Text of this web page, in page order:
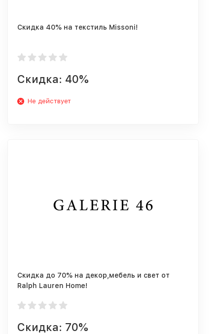
Скидка 40% на текстиль Missoni!
Скидка: 40%
Не действует
Скидка до 70% на декор,мебель и свет от
Ralph Lauren Home!
Скидка: 70%